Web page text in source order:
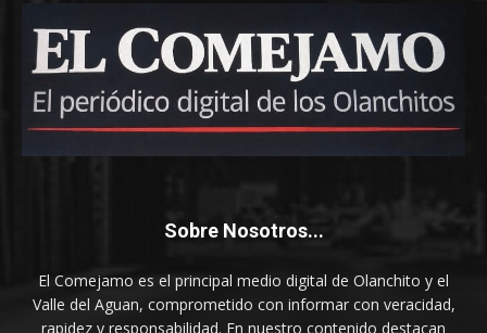
Sobre Nosotros...
El Comejamo es el principal medio digital de Olanchito y el
Valle del Aguan, comprometido con informar con veracidad,
rapidez y responsabilidad. En nuestro contenido destacan